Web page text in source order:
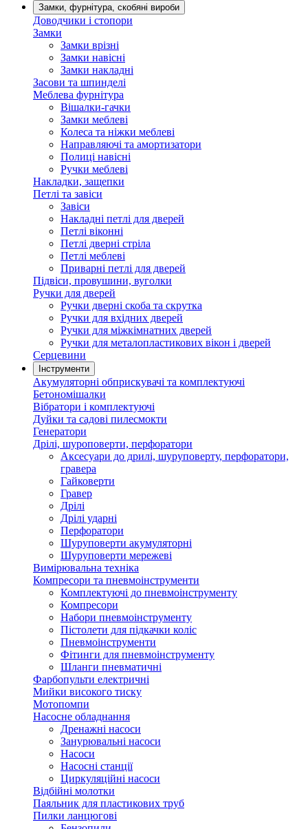
Замки, фурнітура, скобяні вироби
Доводчики і стопори
Замки
Замки врізні
Замки навісні
Замки накладні
Засови та шпинделі
Меблева фурнітура
Вішалки-гачки
Замки меблеві
Колеса та ніжки меблеві
Направляючі та амортизатори
Полиці навісні
Ручки меблеві
Накладки, защепки
Петлі та завіси
Завіси
Накладні петлі для дверей
Петлі віконні
Петлі дверні стріла
Петлі меблеві
Приварні петлі для дверей
Підвіси, провушини, вуголки
Ручки для дверей
Ручки дверні скоба та скрутка
Ручки для вхідних дверей
Ручки для міжкімнатних дверей
Ручки для металопластикових вікон і дверей
Серцевини
Інструменти
Акумуляторні обприскувачі та комплектуючі
Бетономішалки
Вібратори і комплектуючі
Дуйки та садові пилесмокти
Генератори
Дрілі, шуроповерти, перфоратори
Аксесуари до дрилі, шуруповерту, перфоратори,
гравера
Гайковерти
Гравер
Дрілі
Дрілі ударні
Перфоратори
Шуруповерти акумуляторні
Шуруповерти мережеві
Вимірювальна техніка
Компресори та пневмоінструменти
Комплектуючі до пневмоінструменту
Компресори
Набори пневмоінструменту
Пістолети для підкачки коліс
Пневмоінструменти
Фітинги для пневмоінструменту
Шланги пневматичні
Фарбопульти електричні
Мийки високого тиску
Мотопомпи
Насосне обладнання
Дренажні насоси
Занурювальні насоси
Насоси
Насосні станції
Циркуляційні насоси
Відбійні молотки
Паяльник для пластикових труб
Пилки ланцюгові